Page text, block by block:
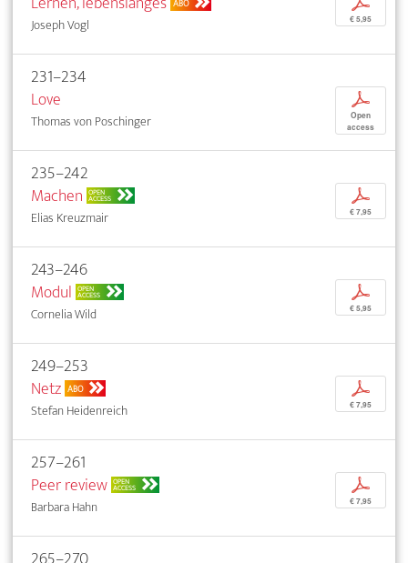
ABO
Joseph Vogl € 5,95
231–234
Love
Thomas von Poschinger
p
Open
access
235–242
Machen OPEN
ACCESS
Elias Kreuzmair
p
€ 7,95
243–246
Modul OPEN
ACCESS
Cornelia Wild
p
€ 5,95
249–253
Netz ABO
Stefan Heidenreich
p
€ 7,95
257–261
Peer review OPEN
ACCESS
Barbara Hahn
p
€ 7,95